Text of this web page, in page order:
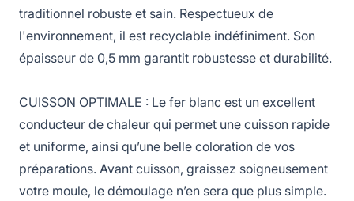
traditionnel robuste et sain. Respectueux de
l'environnement, il est recyclable indéfiniment. Son
épaisseur de 0,5 mm garantit robustesse et durabilité.
CUISSON OPTIMALE : Le fer blanc est un excellent
conducteur de chaleur qui permet une cuisson rapide
et uniforme, ainsi qu’une belle coloration de vos
préparations. Avant cuisson, graissez soigneusement
votre moule, le démoulage n’en sera que plus simple.